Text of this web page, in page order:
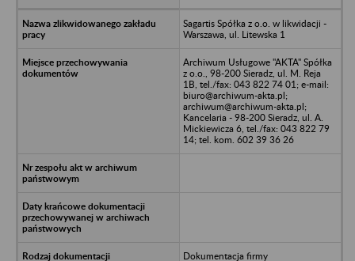
Sagartis Spółka z o.o. w likwidacji -
Warszawa, ul. Litewska 1
Archiwum Usługowe "AKTA" Spółka
z o.o., 98-200 Sieradz, ul. M. Reja
1B, tel./fax: 043 822 74 01; e-mail:
biuro@archiwum-akta.pl;
archiwum@archiwum-akta.pl;
Kancelaria - 98-200 Sieradz, ul. A.
Mickiewicza 6, tel./fax: 043 822 79
14; tel. kom. 602 39 36 26
Dokumentacja firmy